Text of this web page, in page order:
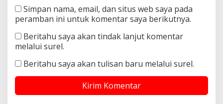
Simpan nama, email, dan situs web saya pada
peramban ini untuk komentar saya berikutnya.
Beritahu saya akan tindak lanjut komentar
melalui surel.
Beritahu saya akan tulisan baru melalui surel.